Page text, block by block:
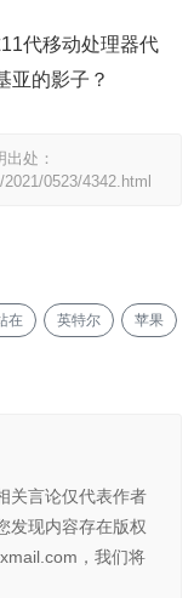
代移动处理器代
亚的影子？
处：
0523/4342.html
在 英特尔 苹果
关言论仅代表作者
发现内容存在版权
，我们将